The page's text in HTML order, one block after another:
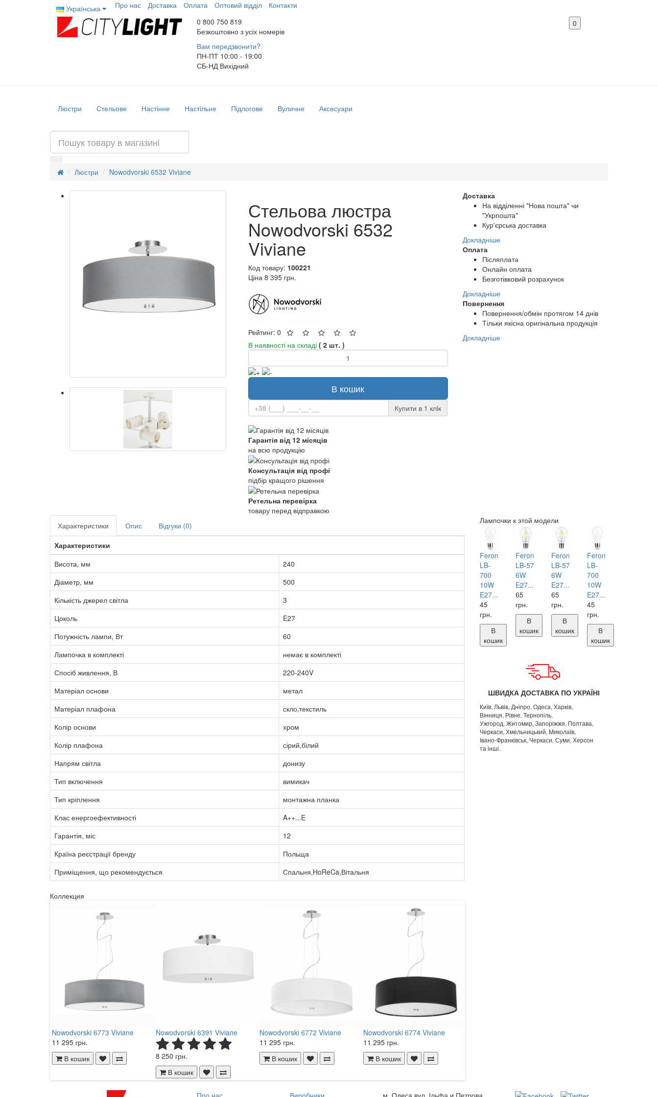
Українська Про нас Доставка Оплата Оптовий відділ
Контакти
0 800 750 819
Безкоштовно з усіх номерів
Вам передзвонити?
ПН-ПТ 10:00 - 19:00
СБ-НДВихідний
0
Люстри Стельове Настінне Настільне Підлогове Вуличне Аксесуари
Люстри Nowodvorski 6532 Viviane
Стельова люстра
Nowodvorski 6532
Viviane
Код товару: 100221
Ціна 8 395 грн.
Рейтинг: 0
В наявності на складі ( 2 шт. )
В кошик
Купити в 1 клiк
Доставка
На відділенні "Нова пошта" чи
"Укрпошта"
Кур'єрська доставка
Докладніше
Оплата
Післяплата
Онлайн оплата
Безготівковий розрахунок
Докладніше
Повернення
Повернення/обмін протягом 14 днів
Тільки якісна оригінальна продукція
Докладніше
Гарантія від 12 місяців
на всю продукцію
Консультація від профі
підбір кращого рішення
Ретельна перевірка
товару перед відправкою
Характеристики
Опис
Відгуки (0)
Характеристики
Висота, мм
240
Діаметр, мм
500
Кількість джерел світла
3
Цоколь
E27
Потужність лампи, Вт
60
Лампочка в комплекті
немає в комплекті
Спосіб живлення, В
220-240V
Матеріал основи
метал
Матеріал плафона
скло,текстиль
Колір основи
хром
Колір плафона
сірий,білий
Напрям світла
донизу
Тип включення
вимикач
Тип кріплення
монтажна планка
Клас енергоефективності
A++...E
Гарантія, міс
12
Країна реєстрації бренду
Польща
Приміщення, що рекомендується
Спальня,HoReCa,Вітальня
Коллекция
Nowodvorski 6773 Viviane
11 295 грн.
В кошик
Nowodvorski 6391 Viviane
8 250 грн.
В кошик
Nowodvorski 6772 Viviane
11 295 грн.
В кошик
Nowodvorski 6774 Viviane
11 295 грн.
В кошик
Лампочки к этой модели
Feron
LB-
700
10W
E27...
45
грн.
В
кошик
Feron
LB-57
6W
E27...
65
грн.
В
кошик
Feron
LB-57
6W
E27...
65
грн.
В
кошик
Feron
LB-
700
10W
E27...
45
грн.
В
кошик
ШВИДКА ДОСТАВКА ПО УКРАЇНІ
Київ, Львів, Дніпро, Одеса, Харків,
Вінниця, Рівне, Тернопіль,
Ужгород, Житомир, Запоріжжя, Полтава,
Черкаси, Хмельницький, Миколаїв,
Івано-Франківськ, Черкаси, Суми, Херсон
та інші.
Про нас Виробники м. Одеса вул. Ільфа и Петрова,